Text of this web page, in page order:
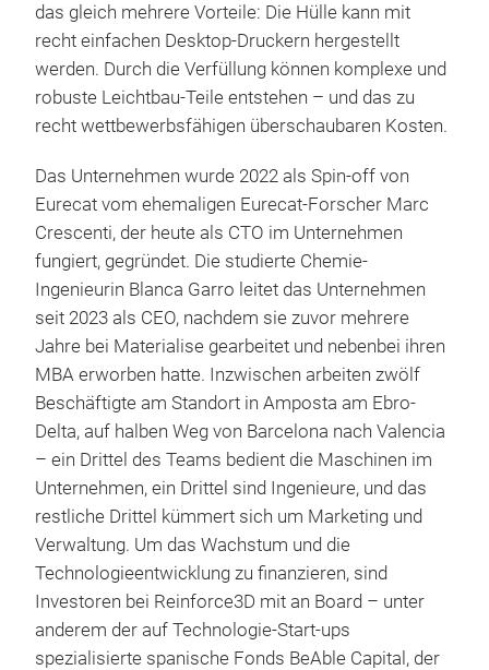
das gleich mehrere Vorteile: Die Hülle kann mit
recht einfachen Desktop-Druckern hergestellt
werden. Durch die Verfüllung können komplexe und
robuste Leichtbau-Teile entstehen – und das zu
recht wettbewerbsfähigen überschaubaren Kosten.
Das Unternehmen wurde 2022 als Spin-off von
Eurecat vom ehemaligen Eurecat-Forscher Marc
Crescenti, der heute als CTO im Unternehmen
fungiert, gegründet. Die studierte Chemie-
Ingenieurin Blanca Garro leitet das Unternehmen
seit 2023 als CEO, nachdem sie zuvor mehrere
Jahre bei Materialise gearbeitet und nebenbei ihren
MBA erworben hatte. Inzwischen arbeiten zwölf
Beschäftigte am Standort in Amposta am Ebro-
Delta, auf halben Weg von Barcelona nach Valencia
– ein Drittel des Teams bedient die Maschinen im
Unternehmen, ein Drittel sind Ingenieure, und das
restliche Drittel kümmert sich um Marketing und
Verwaltung. Um das Wachstum und die
Technologieentwicklung zu finanzieren, sind
Investoren bei Reinforce3D mit an Board – unter
anderem der auf Technologie-Start-ups
spezialisierte spanische Fonds BeAble Capital, der